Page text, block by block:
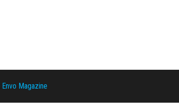
Envo Magazine